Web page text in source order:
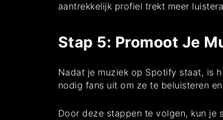
aantrekkelijk profiel trekt meer
Stap 5: Promoot Je
Nadat je muziek op Spotify staat, is
nodig fans uit om ze te beluisteren
Door deze stappen te volgen, kun je